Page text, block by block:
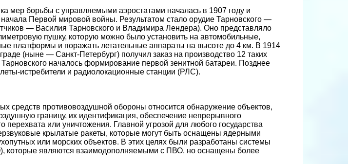
мер борьбы с управляемыми аэростатами началась в 1907 году и
начала Первой мировой войны. Результатом стало орудие Тарновского —
— Василия Тарновского и Владимира Лендера). Оно представляло
пушку, которую можно было установить на автомобильные,
платформы и поражать летательные аппараты на высоте до 4 км. В 1914
(ныне — Санкт-Петербург) получил заказ на производство 12 таких
началось формирование первой зенитной батареи. Позднее
истребители и радиолокационные станции (РЛС).
средств противовоздушной обороны относится обнаружение объектов,
границу, их идентификация, обеспечение непрерывного
или уничтожения. Главной угрозой для любого государства
крылатые ракеты, которые могут быть оснащены ядерными
или морских объектов. В этих целях были разработаны системы
которые являются взаимодополняемыми с ПВО, но оснащены более